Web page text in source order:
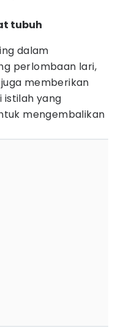
tubuh
dalam
perlombaan lari,
memberikan
istilah yang
mengembalikan